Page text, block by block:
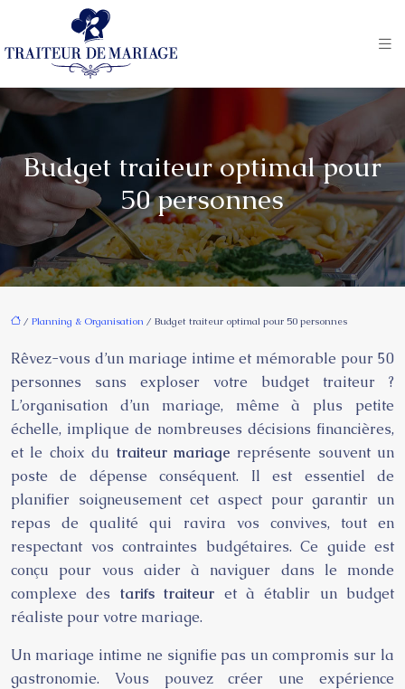
Budget traiteur optimal pour
50 personnes
/ Planning & Organisation / Budget traiteur optimal pour 50 personnes
Rêvez-vous d’un mariage intime et mémorable pour 50
personnes sans exploser votre budget traiteur ?
L’organisation d’un mariage, même à plus petite
échelle, implique de nombreuses décisions financières,
et le choix du traiteur mariage représente souvent un
poste de dépense conséquent. Il est essentiel de
planifier soigneusement cet aspect pour garantir un
repas de qualité qui ravira vos convives, tout en
respectant vos contraintes budgétaires. Ce guide est
conçu pour vous aider à naviguer dans le monde
complexe des tarifs traiteur et à établir un budget
réaliste pour votre mariage.
Un mariage intime ne signifie pas un compromis sur la
gastronomie. Vous pouvez créer une expérience